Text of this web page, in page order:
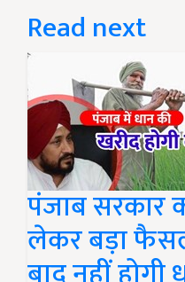
Read next
पंजाब सरकार
लेकर बड़ा